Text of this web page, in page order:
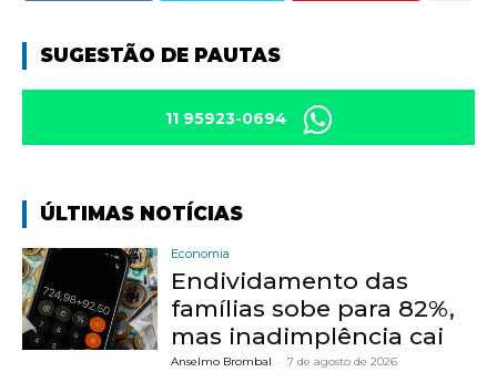
SUGESTÃO DE PAUTAS
11 95923-0694
ÚLTIMAS NOTÍCIAS
Economia
Endividamento das
famílias sobe para 82%,
mas inadimplência cai
Anselmo Brombal - 7 de agosto de 2026